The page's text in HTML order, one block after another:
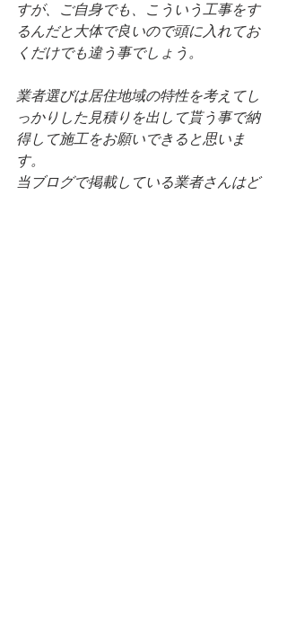
すが、ご自身でも、こういう工事をす
るんだと大体で良いので頭に入れてお
くだけでも違う事でしょう。
業者選びは居住地域の特性を考えてし
っかりした見積りを出して貰う事で納
得して施工をお願いできると思いま
す。
当ブログで掲載している業者さんはど